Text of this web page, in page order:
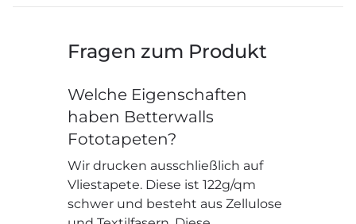
Fragen zum Produkt
Welche Eigenschaften
haben Betterwalls
Fototapeten?
Wir drucken ausschließlich auf
Vliestapete. Diese ist 122g/qm
schwer und besteht aus Zellulose